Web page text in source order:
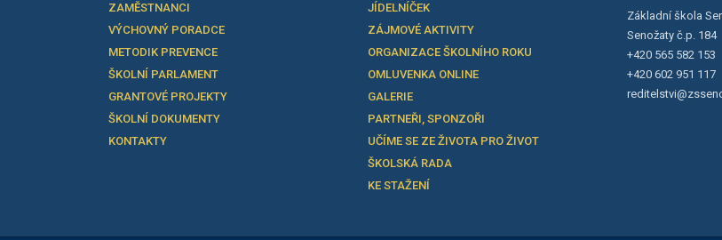
ZAMĚSTNANCI
VÝCHOVNÝ PORADCE
METODIK PREVENCE
ŠKOLNÍ PARLAMENT
GRANTOVÉ PROJEKTY
ŠKOLNÍ DOKUMENTY
KONTAKTY
JÍDELNÍČEK
ZÁJMOVÉ AKTIVITY
ORGANIZACE ŠKOLNÍHO ROKU
OMLUVENKA ONLINE
GALERIE
PARTNEŘI, SPONZOŘI
UČÍME SE ZE ŽIVOTA PRO ŽIVOT
ŠKOLSKÁ RADA
KE STAŽENÍ
Základní škola
Senožaty č.p. 184
+420 565 582 153
+420 602 951 117